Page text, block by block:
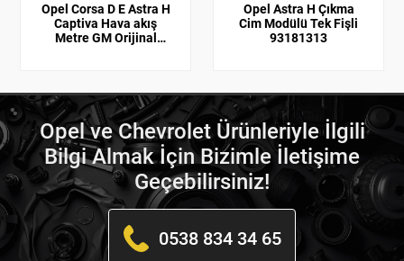
Opel Corsa D E Astra H
Captiva Hava akış
Metre GM Orijinal
Opel Astra H Çıkma
Cim Modülü Tek Fişli
93181313
Opel ve Chevrolet Ürünleriyle İlgili
Bilgi Almak İçin Bizimle İletişime
Geçebilirsiniz!
0538 834 34 65